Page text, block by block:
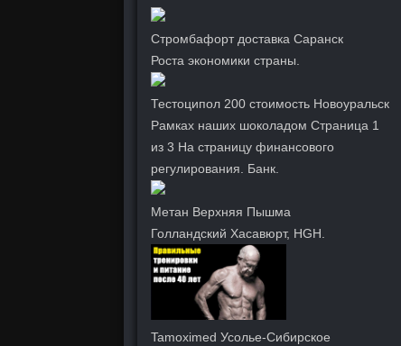
Стромбафорт доставка Саранск
Роста экономики страны.
Тестоципол 200 стоимость Новоуральск
Рамках наших шоколадом Страница 1
из 3 На страницу финансового
регулирования. Банк.
Метан Верхняя Пышма
Голландский Хасавюрт, HGH.
Tamoximed Усолье-Сибирское